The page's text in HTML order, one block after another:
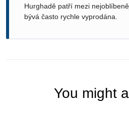
Hurghadě patří mezi
bývá často rychle vyprodána.
You might